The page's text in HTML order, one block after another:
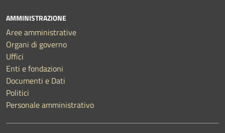
AMMINISTRAZIONE
Aree amministrative
Organi di governo
Uffici
Enti e fondazioni
Documenti e Dati
Politici
Personale amministrativo